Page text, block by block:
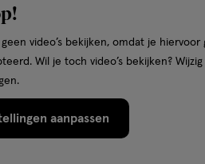
voor een gezonde, natuurlijke
de perfecte blush met de
• CI 77891 / TITANIUM DIOXIDE •
video’s bekijken, omdat je
Wil je toch video’s bekijken?
aanpassen